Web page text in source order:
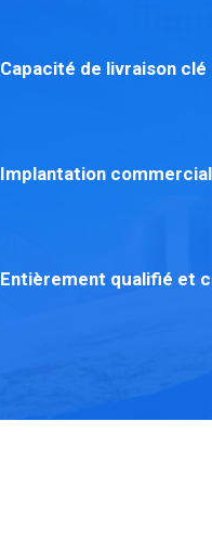
Capacité de livraison clé
Implantation
Entièrement qualifié et